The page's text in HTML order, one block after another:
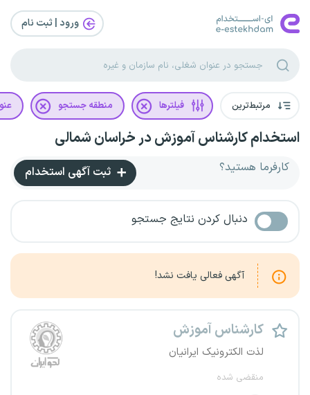
ورود | ثبت‌ نام
مرتبط‌ترین فیلترها منطقه جستجو
استخدام کارشناس آموزش در خراسان شمالی
کارفرما هستید؟ ثبت آگهی استخدام
دنبال کردن نتایج جستجو
آگهی فعالی یافت نشد!
کارشناس آموزش
لذت الکترونیک ایرانیان
منقضی شده